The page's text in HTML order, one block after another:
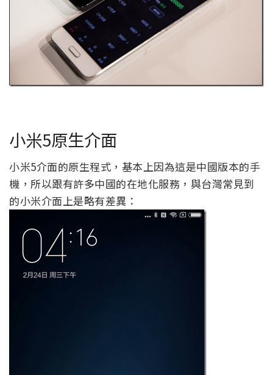
小米5原生介面
小米5介面的原生程式，基本上因為這是中國版本的手
機，所以跟有許多中國的在地化服務，與台灣常見到
的小米介面上是略有差異：